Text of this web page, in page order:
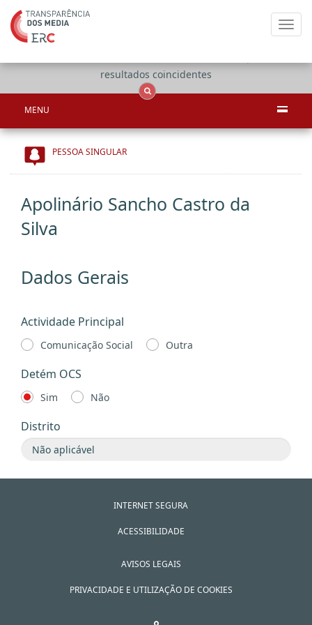
resultados coincidentes
MENU
PESSOA SINGULAR
Apolinário Sancho Castro da
Silva
Dados Gerais
Actividade Principal
Comunicação Social Outra
Detém OCS
Sim Não
Distrito
INTERNET SEGURA
ACESSIBILIDADE
AVISOS LEGAIS
PRIVACIDADE E UTILIZAÇÃO DE COOKIES